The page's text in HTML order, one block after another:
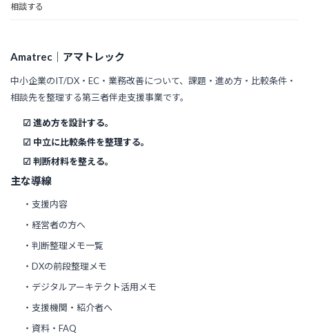
相談する
Amatrec｜アマトレック
中小企業のIT/DX・EC・業務改善について、課題・進め方・比較条件・
相談先を整理する第三者伴走支援事業です。
☑ 進め方を設計する。
☑ 中立に比較条件を整理する。
☑ 判断材料を整える。
主な導線
・支援内容
・経営者の方へ
・判断整理メモ一覧
・DXの前段整理メモ
・デジタルアーキテクト活用メモ
・支援機関・紹介者へ
・資料・FAQ